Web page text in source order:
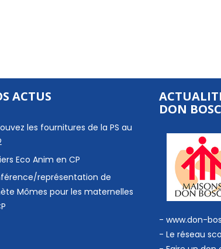
ACTUS
les fournitures de la PS au
Eco Anim en CP
représentation de
Mômes pour les maternelles
DON
- www.don-
- Le réseau